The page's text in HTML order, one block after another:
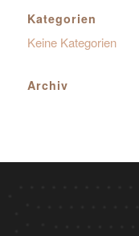
Kategorien
Keine Kategorien
Archiv